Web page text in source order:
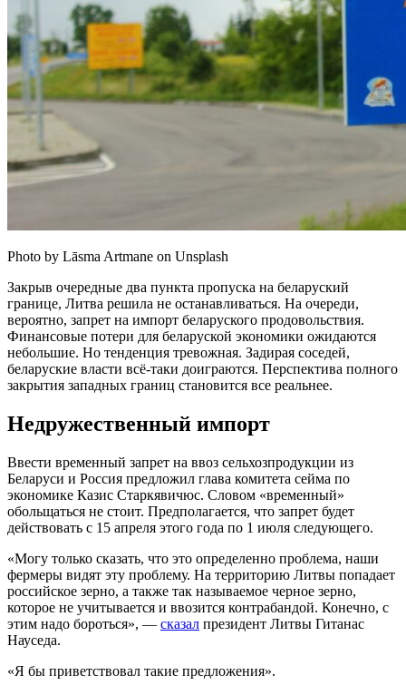
Photo by Lāsma Artmane on Unsplash
Закрыв очередные два пункта пропуска на беларуский
границе, Литва решила не останавливаться. На очереди,
вероятно, запрет на импорт беларуского продовольствия.
Финансовые потери для беларуской экономики ожидаются
небольшие. Но тенденция тревожная. Задирая соседей,
беларуские власти всё-таки доиграются. Перспектива полного
закрытия западных границ становится все реальнее.
Недружественный импорт
Ввести временный запрет на ввоз сельхозпродукции из
Беларуси и Россия предложил глава комитета сейма по
экономике Казис Старкявичюс. Словом «временный»
обольщаться не стоит. Предполагается, что запрет будет
действовать с 15 апреля этого года по 1 июля следующего.
«Могу только сказать, что это определенно проблема, наши
фермеры видят эту проблему. На территорию Литвы попадает
российское зерно, а также так называемое черное зерно,
которое не учитывается и ввозится контрабандой. Конечно, с
этим надо бороться», — сказал президент Литвы Гитанас
Науседа.
«Я бы приветствовал такие предложения».